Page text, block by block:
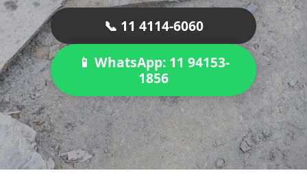
📞 11 4114-6060
📱 WhatsApp: 11 94153-
1856